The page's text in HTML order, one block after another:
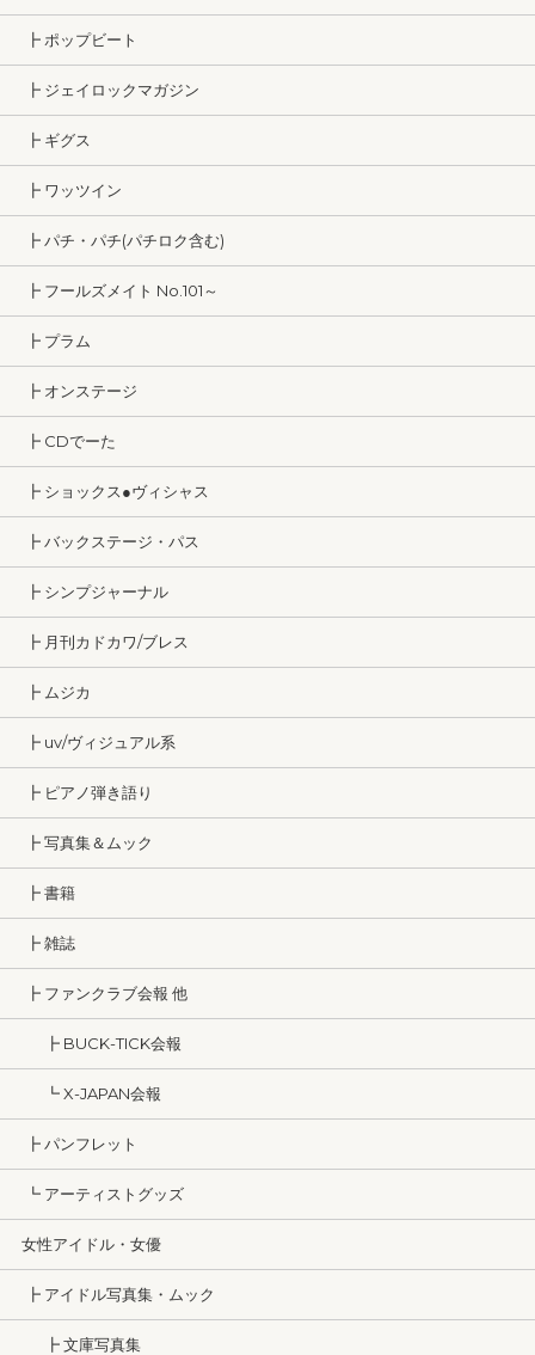
┣ ポップビート
┣ ジェイロックマガジン
┣ ギグス
┣ ワッツイン
┣ パチ・パチ(パチロク含む)
┣ フールズメイト No.101～
┣ プラム
┣ オンステージ
┣ CDでーた
┣ ショックス●ヴィシャス
┣ バックステージ・パス
┣ シンプジャーナル
┣ 月刊カドカワ/ブレス
┣ ムジカ
┣ uv/ヴィジュアル系
┣ ピアノ弾き語り
┣ 写真集＆ムック
┣ 書籍
┣ 雑誌
┣ ファンクラブ会報 他
┣ BUCK-TICK会報
┗ X-JAPAN会報
┣ パンフレット
┗ アーティストグッズ
女性アイドル・女優
┣ アイドル写真集・ムック
┣ 文庫写真集